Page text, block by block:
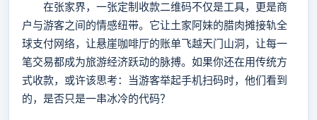
在张家界，一张定制收款二维码不仅是工具，更是商
户与游客之间的情感纽带。它让土家阿妹的腊肉摊接轨全
球支付网络，让悬崖咖啡厅的账单飞越天门山洞，让每一
笔交易都成为旅游经济跃动的脉搏。如果你还在用传统方
式收款，或许该思考：当游客举起手机扫码时，他们看到
的，是否只是一串冰冷的代码？